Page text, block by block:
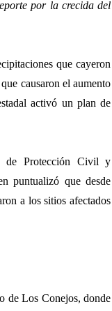
por la crecida del
que cayeron
causaron el aumento
activó un plan de
de Protección Civil y
puntualizó que desde
a los sitios afectados
de Los Conejos, donde